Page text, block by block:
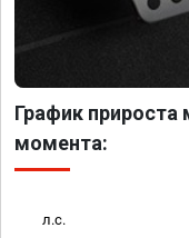
График
момента:
л.с.